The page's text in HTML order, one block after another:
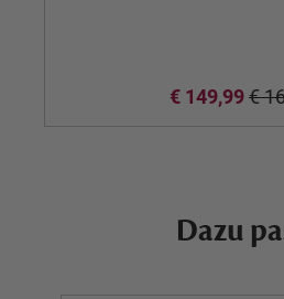
€ 149,99€
Dazu